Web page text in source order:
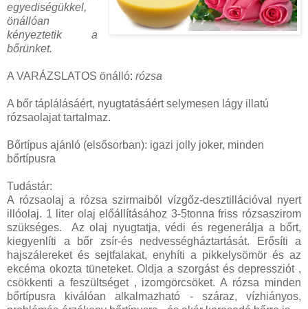
egyediségükkel,
önállóan
kényeztetik a
bőrünket.
A VARÁZSLATOS önálló: rózsa
A bőr táplálásáért, nyugtatásáért selymesen lágy illatú
rózsaolajat tartalmaz.
Bőrtípus ajánló (elsősorban): igazi jolly joker, minden
bőrtípusra
Tudástár:
A rózsaolaj a rózsa szirmaiból vízgőz-desztillációval nyert
illóolaj. 1 liter olaj előállításához 3-5tonna friss rózsaszirom
szükséges. Az olaj nyugtatja, védi és regenerálja a bőrt,
kiegyenlíti a bőr zsír-és nedvességháztartását. Erősíti a
hajszálereket és sejtfalakat, enyhíti a pikkelysömör és az
ekcéma okozta tüneteket. Oldja a szorgást és depressziót ,
csökkenti a feszültséget , izomgörcsöket. A rózsa minden
bőrtípusra kiválóan alkalmazható - száraz, vízhiányos,